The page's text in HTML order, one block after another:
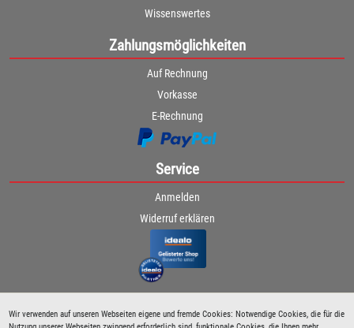
Wir verwenden auf unseren Webseiten eigene und fremde Cookies: Notwendige Cookies, die für die
Wissenswertes
Zahlungsmöglichkeiten
Auf Rechnung
Vorkasse
E-Rechnung
Service
Anmelden
Widerruf erklären